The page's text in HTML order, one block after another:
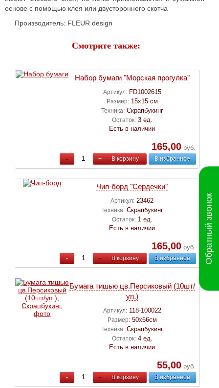
основе с помощью клея или двустороннего скотча
Производитель: FLEUR design
Смотрите также:
Набор бумаги "Морская прогулка"
Артикул: FD1002615
Размер: 15х15 см
Техника: Скрапбукинг
Остаток: 3 ед.
Есть в наличии
165,00руб.
- + В корзину В избранное
Чип-борд "Сердечки"
Артикул: 23462
Техника: Скрапбукинг
Остаток: 1 ед.
Есть в наличии
165,00руб.
- + В корзину В избранное
Бумага тишью цв.Персиковый (10шт/
уп.)
Артикул: 118-100022
Размер: 50х66см
Техника: Скрапбукинг
Остаток: 4 ед.
Есть в наличии
55,00руб.
- + В корзину В избранное
Обратный звонок